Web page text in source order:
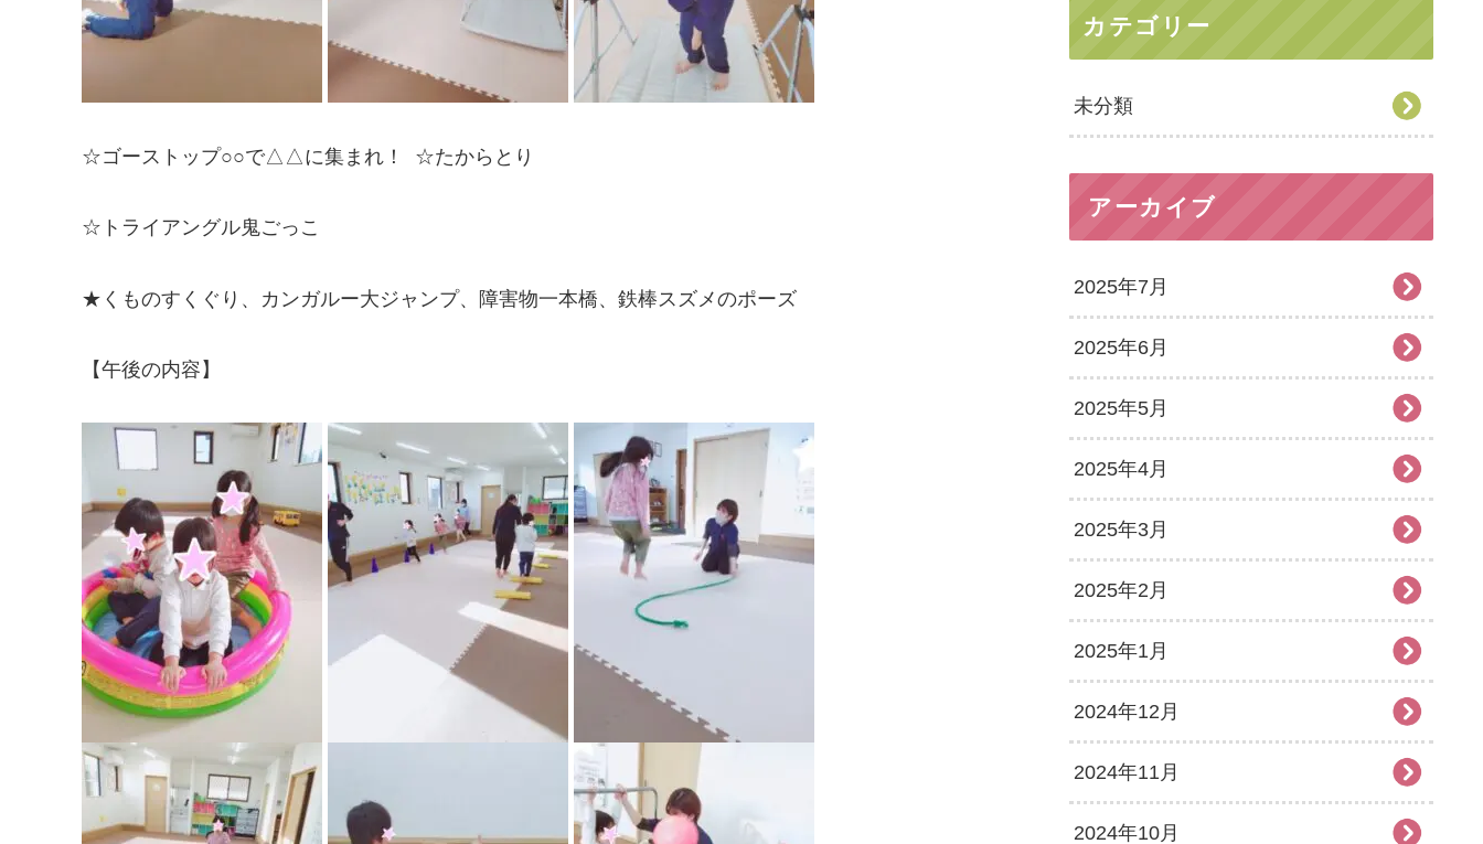
☆ゴーストップ○○で△△に集まれ！ ☆たからとり
☆トライアングル鬼ごっこ
★くものすくぐり、カンガルー大ジャンプ、障害物一本橋、鉄棒スズメのポーズ
【午後の内容】
カテゴリー
未分類
アーカイブ
2025年7月
2025年6月
2025年5月
2025年4月
2025年3月
2025年2月
2025年1月
2024年12月
2024年11月
2024年10月